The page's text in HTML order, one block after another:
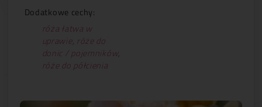
Dodatkowe cechy:
róża łatwa w
uprawie, róże do
donic / pojemników,
róże do półcienia